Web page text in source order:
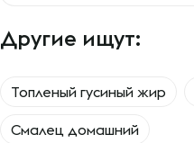
Другие ищут:
Топленый гусиный жир
Смалец домашний